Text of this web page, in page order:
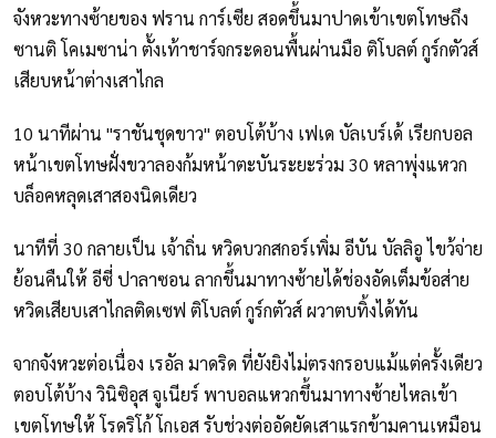
จังหวะทางซ้ายของ ฟราน การ์เซีย สอดขึ้นมาปาดเข้าเขตโทษถึง
ซานติ โคเมซาน่า ตั้งเท้าชาร์จกระดอนพื้นผ่านมือ ติโบลต์ กูร์กตัวส์
เสียบหน้าต่างเสาไกล
10 นาทีผ่าน "ราชันชุดขาว" ตอบโต้บ้าง เฟเด บัลเบร์เด้ เรียกบอล
หน้าเขตโทษฝั่งขวาลองก้มหน้าตะบันระยะร่วม 30 หลาพุ่งแหวก
บล็อคหลุดเสาสองนิดเดียว
นาทีที่ 30 กลายเป็น เจ้าถิ่น หวิดบวกสกอร์เพิ่ม อีบัน บัลลิอู ไขว้จ่าย
ย้อนคืนให้ อีซี่ ปาลาซอน ลากขึ้นมาทางซ้ายได้ช่องอัดเต็มข้อส่าย
หวิดเสียบเสาไกลติดเซฟ ติโบลต์ กูร์กตัวส์ ผวาตบทิ้งได้ทัน
จากจังหวะต่อเนื่อง เรอัล มาดริด ที่ยังยิงไม่ตรงกรอบแม้แต่ครั้งเดียว
ตอบโต้บ้าง วินิซิอุส จูเนียร์ พาบอลแหวกขึ้นมาทางซ้ายไหลเข้า
เขตโทษให้ โรดริโก้ โกเอส รับช่วงต่ออัดยัดเสาแรกข้ามคานเหมือน